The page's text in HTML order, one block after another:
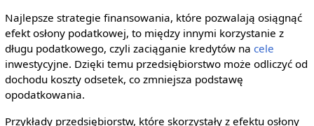
Najlepsze strategie finansowania, które pozwalają osiągnąć
efekt osłony podatkowej, to między innymi korzystanie z
długu podatkowego, czyli zaciąganie kredytów na cele
inwestycyjne. Dzięki temu przedsiębiorstwo może odliczyć od
dochodu koszty odsetek, co zmniejsza podstawę
opodatkowania.
Przykłady przedsiębiorstw, które skorzystały z efektu osłony